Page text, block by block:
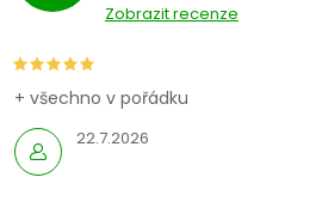
Zobrazit recenze
22.7.2026
+ všechno v pořádku